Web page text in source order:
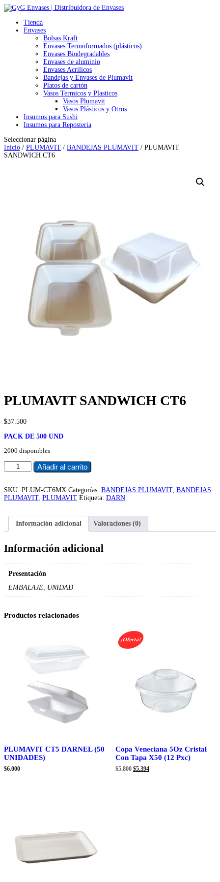
Tienda
Envases
Bolsas Kraft
Envases Termoformados (plásticos)
Envases Biodegradables
Envases de aluminio
Envases Acrilicos
Bandejas y Envases de Plumavit
Platos de cartón
Vasos Termicos y Plasticos
Vasos Plumavit
Vasos Plásticos y Otros
Insumos para Sushi
Insumos para Reposteria
Seleccionar página
Inicio / PLUMAVIT / BANDEJAS PLUMAVIT / PLUMAVIT
SANDWICH CT6
PLUMAVIT SANDWICH CT6
$37.500
PACK DE 500 UND
2000 disponibles
PLUMAVIT
SANDWICH
cantidad
Añadir al carrito
SKU: PLUM-CT6MX Categorías: BANDEJAS PLUMAVIT, BANDEJAS
PLUMAVIT, PLUMAVIT Etiqueta: DARN
Información adicional Valoraciones (0)
Información adicional
Presentación
EMBALAJE, UNIDAD
Productos relacionados
PLUMAVIT CT5 DARNEL (50
UNIDADES)
$6.000
¡Oferta!
Copa Veneciana 5Oz Cristal
Con Tapa X50 (12 Pxc)
$5.800 El
$5.394El